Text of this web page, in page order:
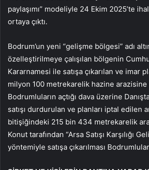
paylaşımı” modeliyle 24 Ekim 2025’te
ortaya çıktı.
Bodrum’un yeni “gelişme bölgesi” adı
özelleştirilmeye çalışılan bölgenin
Kararnamesi ile satışa çıkarılan ve imar
milyon 100 metrekarelik hazine
Bodrumluların açtığı dava üzerine
satışı durdurulan ve planları iptal edilen
bitişiğindeki 215 bin 434 metrekarelik
Konut tarafından “Arsa Satışı Karşılığı
yöntemiyle satışa çıkarılması